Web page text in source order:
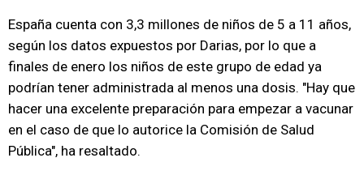
España cuenta con 3,3 millones de niños de 5 a 11 años,
según los datos expuestos por Darias, por lo que a
finales de enero los niños de este grupo de edad ya
podrían tener administrada al menos una dosis. "Hay que
hacer una excelente preparación para empezar a vacunar
en el caso de que lo autorice la Comisión de Salud
Pública", ha resaltado.